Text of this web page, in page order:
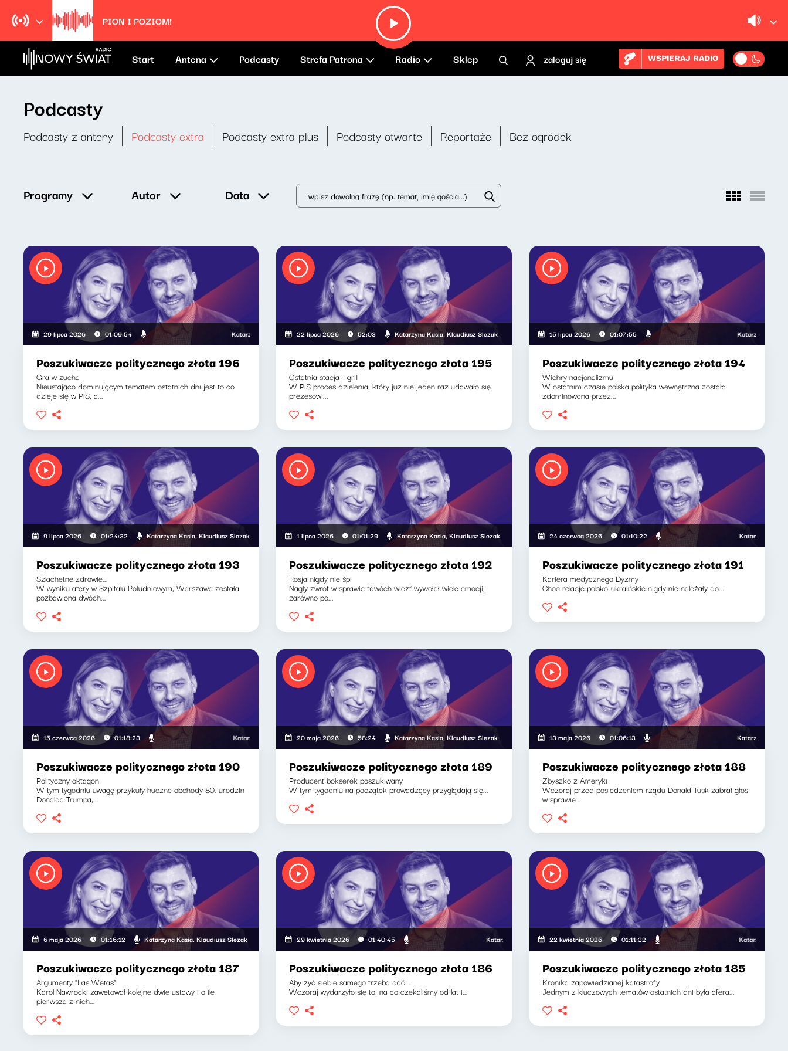
PION I POZIOM!
Start Antena Podcasty Strefa Patrona Radio Sklep zaloguj się WSPIERAJ RADIO
Podcasty
Podcasty z anteny Podcasty extra Podcasty extra plus Podcasty otwarte Reportaże Bez ogródek
Programy Autor Data
29 lipca 2026 01:09:54 Katarzyna Kasia, Klaudiusz Slezak
Poszukiwacze politycznego złota 196
Gra w zucha
Nieustająco dominującym tematem ostatnich dni jest to co
dzieje się w PiS, a...
22 lipca 2026 52:03 Katarzyna Kasia, Klaudiusz Slezak
Poszukiwacze politycznego złota 195
Ostatnia stacja - grill
W PiS proces dzielenia, który już nie jeden raz udawało się
prezesowi...
15 lipca 2026 01:07:55 Katarzyna Kasia,
Poszukiwacze politycznego złota 194
Wichry nacjonalizmu
W ostatnim czasie polska polityka wewnętrzna została
zdominowana przez...
9 lipca 2026 01:24:32 Katarzyna Kasia, Klaudiusz Slezak
Poszukiwacze politycznego złota 193
Szlachetne zdrowie...
W wyniku afery w Szpitalu Południowym, Warszawa została
pozbawiona dwóch...
1 lipca 2026 01:01:29 Katarzyna Kasia, Klaudiusz Slezak
Poszukiwacze politycznego złota 192
Rosja nigdy nie śpi
Nagły zwrot w sprawie "dwóch wież" wywołał wiele emocji,
zarówno po...
24 czerwca 2026 01:10:22 Katarzyna Kasia,
Poszukiwacze politycznego złota 191
Kariera medycznego Dyzmy
Choć relacje polsko-ukraińskie nigdy nie należały do...
15 czerwca 2026 01:18:23 Katarzyna Kasia, Klaudiusz Slezak
Poszukiwacze politycznego złota 190
Polityczny oktagon
W tym tygodniu uwagę przykuły huczne obchody 80. urodzin
Donalda Trumpa,...
20 maja 2026 58:24 Katarzyna Kasia, Klaudiusz Slezak
Poszukiwacze politycznego złota 189
Producent bokserek poszukiwany
W tym tygodniu na początek prowadzący przyglądają się...
13 maja 2026 01:06:13 Katarzyna Kasia,
Poszukiwacze politycznego złota 188
Zbyszko z Ameryki
Wczoraj przed posiedzeniem rządu Donald Tusk zabrał głos
w sprawie...
6 maja 2026 01:16:12 Katarzyna Kasia, Klaudiusz Slezak
Poszukiwacze politycznego złota 187
Argumenty "Las Wetas"
Karol Nawrocki zawetował kolejne dwie ustawy i o ile
pierwsza z nich...
29 kwietnia 2026 01:40:45 Katarzyna Kasia, Klaudiusz Slezak
Poszukiwacze politycznego złota 186
Aby żyć siebie samego trzeba dać...
Wczoraj wydarzyło się to, na co czekaliśmy od lat i...
22 kwietnia 2026 01:11:32 Katarzyna Kasia,
Poszukiwacze politycznego złota 185
Kronika zapowiedzianej katastrofy
Jednym z kluczowych tematów ostatnich dni była afera...